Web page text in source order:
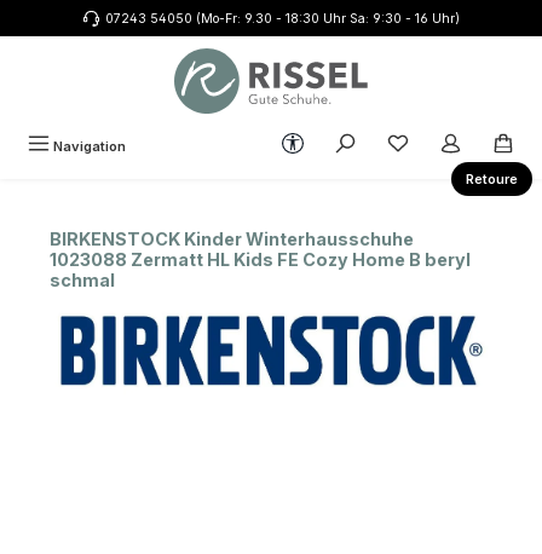
Zum Hauptinhalt springen07243 54050 (Mo-Fr: 9.30 - 18:30 Uhr Sa: 9:30 - 16 Uhr)
Retoure
Navigation Werkzeugleiste anzeigen
Du hast 0
BIRKENSTOCK Kinder Winterhausschuhe
1023088 Zermatt HL Kids FE Cozy Home B beryl
schmal